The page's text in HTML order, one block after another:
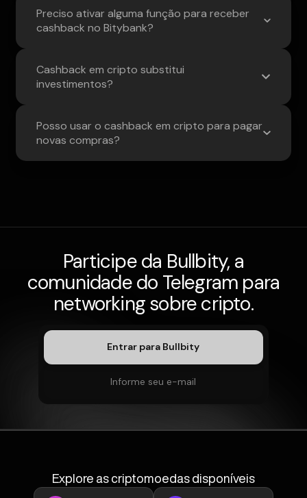
Preciso ativar alguma função para receber
cashback no Bitybank?
Cashback em cripto substitui
investimentos?
Posso usar o cashback em cripto para pagar
novas compras?
Participe da Bullbity, a
comunidade do Telegram para
networking sobre cripto.
Explore as criptomoedas disponíveis